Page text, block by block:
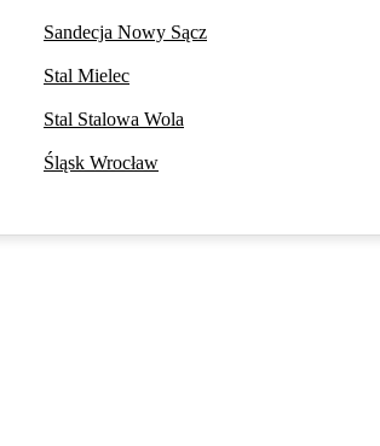
Sandecja Nowy Sącz
Stal Mielec
Stal Stalowa Wola
Śląsk Wrocław